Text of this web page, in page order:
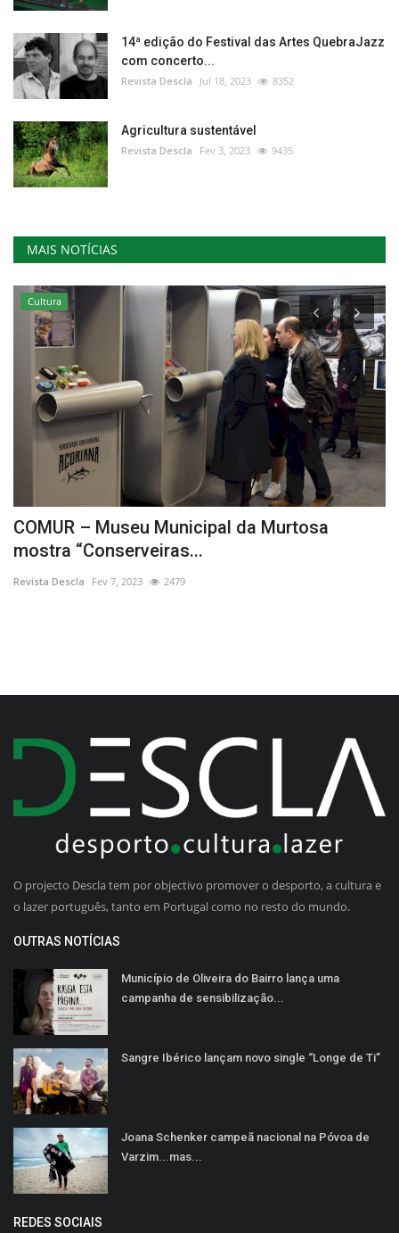
14ª edição do Festival das Artes QuebraJazz
com concerto...
Revista Descla Jul 18, 2023 8352
Agricultura sustentável
Revista Descla Fev 3, 2023 9435
MAIS NOTÍCIAS
Cultura
COMUR – Museu Municipal da Murtosa
mostra “Conserveiras...
Revista Descla Fev 7, 2023 2479
O projecto Descla tem por objectivo promover o desporto, a cultura e
o lazer português, tanto em Portugal como no resto do mundo.
OUTRAS NOTÍCIAS
Município de Oliveira do Bairro lança uma
campanha de sensibilização...
Sangre Ibérico lançam novo single “Longe de Ti”
Joana Schenker campeã nacional na Póvoa de
Varzim...mas...
REDES SOCIAIS